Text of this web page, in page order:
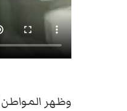
وظهر المواطن